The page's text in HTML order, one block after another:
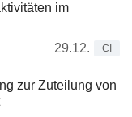
im
29.12.
CI
zur Zuteilung von